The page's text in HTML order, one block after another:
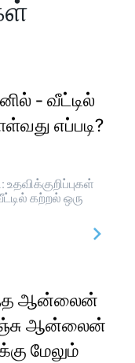
- வீட்டில்
எப்படி?
கற்றல் ஒரு
ஆன்லைன்
ஆன்லைன்
மேலும்